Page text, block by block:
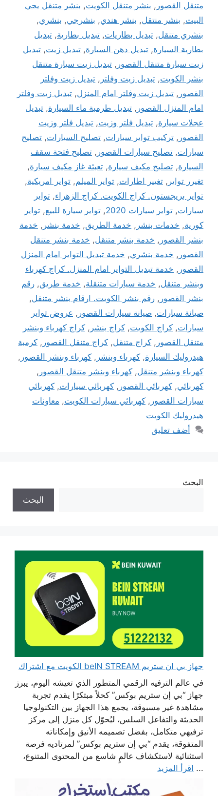
متنقل القصور , بنشر متنقل الكويت, بنشر متنقل يجي
البيت, بنشر منتقل, بنشر هندي, بنشرجي, بنشري,
بنشري متنقل, تبديل بطاريات, تبديل بطارية, تبديل
بطارية السيارة, تبديل دهن السيارة, تبديل زيت, تبديل
زيت سيارة متنقل القصور , تبديل زيت سيارة متنقل
بنشر الكويت, تبديل زيت وفلتر , تبديل زيت وفلتر
القصور , تبديل زيت وفلتر امام المنزل, تبديل زيت وفلتر
امام المنزل القصور , تبديل طرمبة ماء السيارة, تبديل
عجلات سيارة, تبديل فلتر وزيت, تبديل فلتر وزيت
القصور , تركيب تواير سيارات, تصليح السيارات, تصليح
سيارات, تصليح سيارات القصور , تصليح فتحة سقف
السيارة, تصليح مكيف سيارة, تعبئة غاز مكيف سيارة,
تغيرر تواير , تغيير اطارات, تواير الميلم, تواير امريكية,
تواير بريجستون. كراج الكويت. كراج الزهراء, تواير
سيارات, تواير سيارات 2020 , تواير سيارة للبيع, تواير
كورية, خدمات بنشر , خدمة الطريق, خدمة بنشر , خدمة
بنشر القصور , خدمة بنشر متنقل, خدمة بنشر متنقل
القصور , خدمة بنشري, خدمة تبديل التواير امام المنزل
القصور , خدمة تبديل التواير امام المنزل. كراج كهرباء
وبنشر متنقل, خدمة سيارات متنقلة, خدمة طريق, رقم
بنشر القصور , رقم بنشر الكويت. ارقام بنشر متنقل,
صيانة سيارات, صيانة سيارات القصور , عروض تواير
سيارات, كراج الكويت, كراج بنشر , كراج كهرباء وبنشر
متنقل القصور , كراج متنقل, كراج متنقل القصور , كرمبة
هيدروليك السيارة, كهرباء وبنشر , كهرباء وبنشر القصور ,
كهرباء وبنشر متنقل, كهرباء وبنشر متنقل القصور ,
كهربائي, كهربائي القصور , كهربائي سيارات, كهربائي
سيارات القصور , كهربائي سيارات الكويت, معاونات
هيدروليك الكويت
أضف تعليق
البحث
البحث
جهاز بي ان ستريم beIN STREAM الكويت مع اشتراك
في عالم الترفيه الرقمي المتطور الذي تعيشه اليوم، يبرز
جهاز “بي إن ستريم بوكس” كحلاً مبتكرًا يقدم تجربة
مشاهدة غير مسبوقة، يجمع هذا الجهاز بين التكنولوجيا
الحديثة والتفاعل السلس، ليُحوّل كل منزل إلى مركز
ترفيهي متكامل، بفضل تصميمه الأنيق وإمكاناته
المتفوقة، يقدم “بي إن ستريم بوكس” لمرتاديه فرصة
استثنائية لاستكشاف عالمٍ شاسع من المحتوى المتنوع،
... اقرأ المزيد